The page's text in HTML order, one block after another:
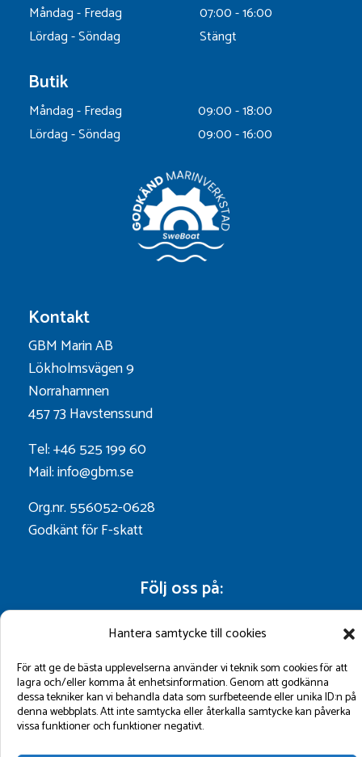
Hantera samtycke till cookies
För att ge de bästa upplevelserna använder vi teknik som cookies för att
lagra och/eller komma åt enhetsinformation. Genom att godkänna
dessa tekniker kan vi behandla data som surfbeteende eller unika ID:n på
denna webbplats. Att inte samtycka eller återkalla samtycke kan påverka
vissa funktioner och funktioner negativt.
Måndag - Fredag
07:00 - 16:00
Lördag - Söndag
Stängt
Butik
Måndag - Fredag
09:00 - 18:00
Lördag - Söndag
09:00 - 16:00
Kontakt
GBM Marin AB
Lökholmsvägen 9
Norrahamnen
457 73 Havstenssund
Tel: +46 525 199 60
Mail: info@gbm.se
Org.nr. 556052-0628
Godkänt för F-skatt
Följ oss på: